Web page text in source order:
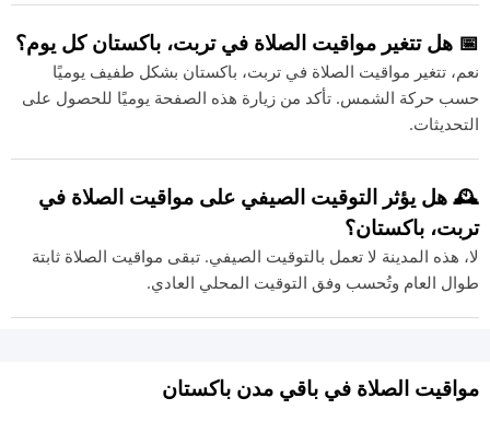
📅 هل تتغير مواقيت الصلاة في تربت، باكستان كل يوم؟
نعم، تتغير مواقيت الصلاة في تربت، باكستان بشكل طفيف يوميًا
حسب حركة الشمس. تأكد من زيارة هذه الصفحة يوميًا للحصول على
التحديثات.
🕰️ هل يؤثر التوقيت الصيفي على مواقيت الصلاة في
تربت، باكستان؟
لا، هذه المدينة لا تعمل بالتوقيت الصيفي. تبقى مواقيت الصلاة ثابتة
طوال العام وتُحسب وفق التوقيت المحلي العادي.
مواقيت الصلاة في باقي مدن باكستان